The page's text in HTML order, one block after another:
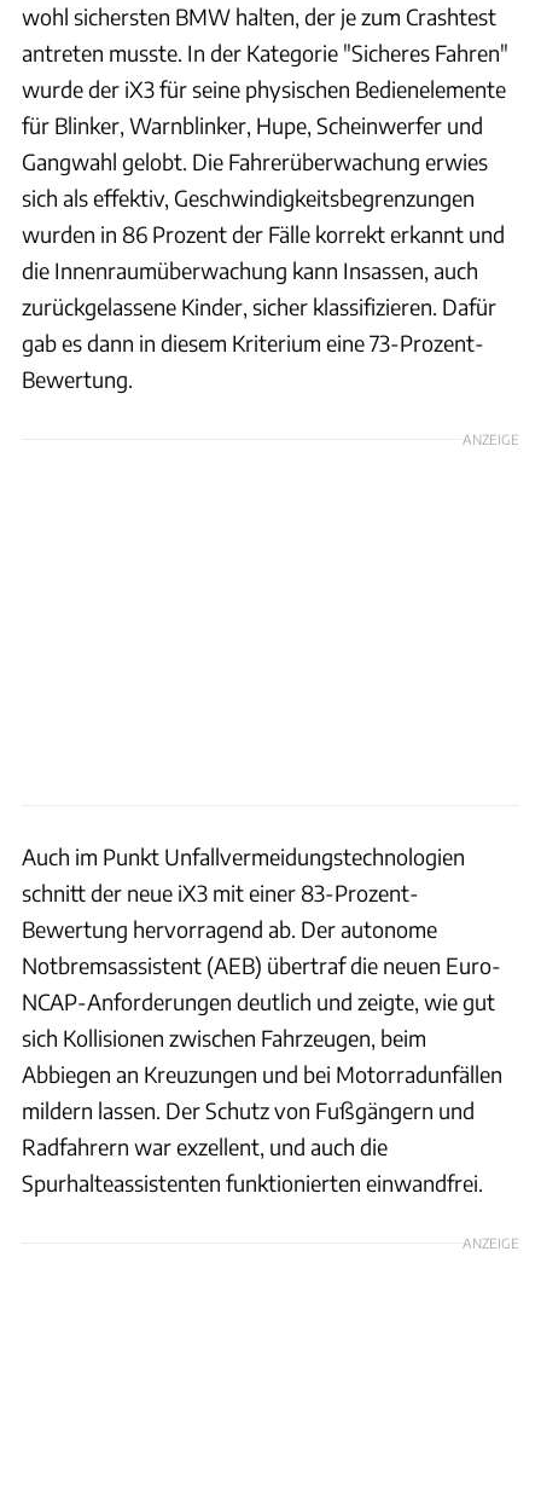
wohl sichersten BMW halten, der je zum Crashtest
antreten musste. In der Kategorie "Sicheres Fahren"
wurde der iX3 für seine physischen Bedienelemente
für Blinker, Warnblinker, Hupe, Scheinwerfer und
Gangwahl gelobt. Die Fahrerüberwachung erwies
sich als effektiv, Geschwindigkeitsbegrenzungen
wurden in 86 Prozent der Fälle korrekt erkannt und
die Innenraumüberwachung kann Insassen, auch
zurückgelassene Kinder, sicher klassifizieren. Dafür
gab es dann in diesem Kriterium eine 73-Prozent-
Bewertung.
ANZEIGE
Auch im Punkt Unfallvermeidungstechnologien
schnitt der neue iX3 mit einer 83-Prozent-
Bewertung hervorragend ab. Der autonome
Notbremsassistent (AEB) übertraf die neuen Euro-
NCAP-Anforderungen deutlich und zeigte, wie gut
sich Kollisionen zwischen Fahrzeugen, beim
Abbiegen an Kreuzungen und bei Motorradunfällen
mildern lassen. Der Schutz von Fußgängern und
Radfahrern war exzellent, und auch die
Spurhalteassistenten funktionierten einwandfrei.
ANZEIGE